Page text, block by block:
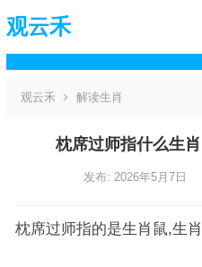
观云禾
观云禾 解读生肖
枕席过师指什么生
发布: 2026年5月7日
枕席过师指的是生肖鼠,生